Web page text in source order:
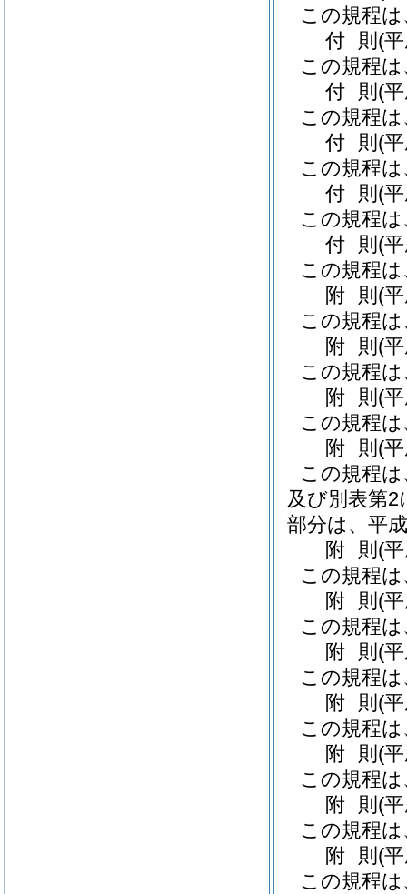
この規程
付 則 (
この規程
付 則 (
この規程
付 則 (
この規程
付 則 (
この規程
付 則 (
この規程
附 則 (
この規程
附 則 (
この規程
附 則 (
この規程
附 則 (
この規程
及び別表第
部分は、平
附 則 (
この規程
附 則 (
この規程
附 則 (
この規程
附 則 (
この規程
附 則 (
この規程
附 則 (
この規程
附 則 (
この規程